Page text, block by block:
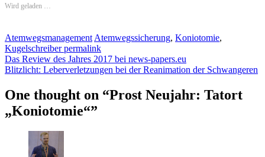
Wird geladen …
Atemwegsmanagement Atemwegssicherung, Koniotomie,
Kugelschreiberpermalink
Das Review des Jahres 2017 bei news-papers.eu
Blitzlicht: Leberverletzungen bei der Reanimation der Schwangeren
One thought on “Prost Neujahr: Tatort
„Koniotomie“”